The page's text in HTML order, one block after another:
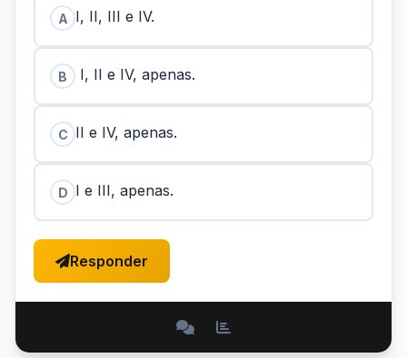
A I, II, III e IV.
B I, II e IV, apenas.
C II e IV, apenas.
D I e III, apenas.
Responder